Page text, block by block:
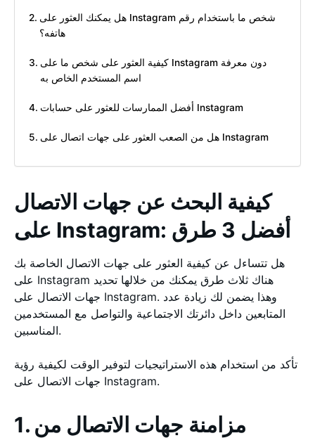
هل يمكنك العثور على Instagram شخص ما باستخدام رقم
هاتفه؟
كيفية العثور على شخص ما على Instagram دون معرفة
اسم المستخدم الخاص به
أفضل الممارسات للعثور على حسابات Instagram
هل من الصعب العثور على جهات اتصال على Instagram
كيفية البحث عن جهات الاتصال
على Instagram: أفضل 3 طرق
هل تتساءل عن كيفية العثور على جهات الاتصال الخاصة بك
على Instagram هناك ثلاث طرق يمكنك من خلالها تحديد
جهات الاتصال على Instagram. وهذا يضمن لك زيادة عدد
المتابعين داخل دائرتك الاجتماعية والتواصل مع المستخدمين
المناسبين.
تأكد من استخدام هذه الاستراتيجيات لتوفير الوقت لكيفية رؤية
جهات الاتصال على Instagram.
1. مزامنة جهات الاتصال من